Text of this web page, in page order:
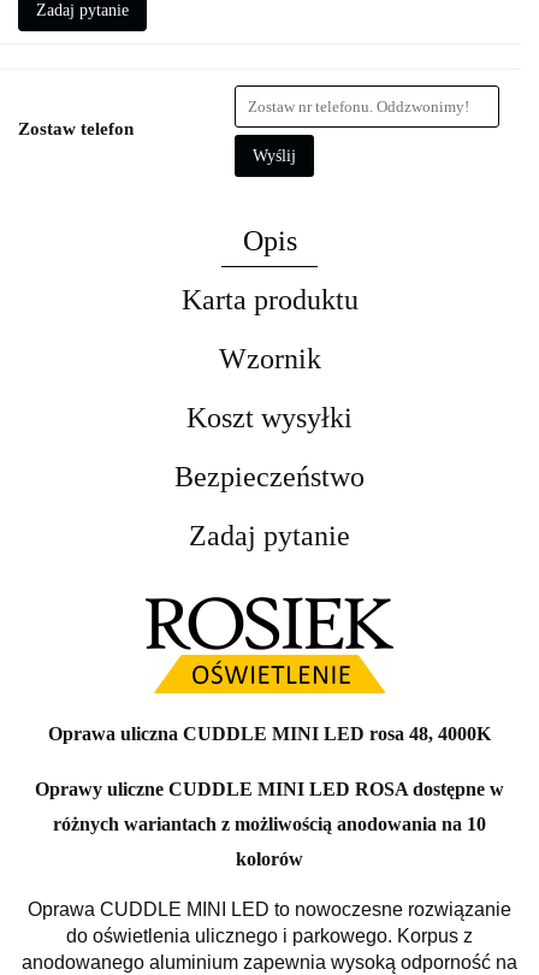
Zadaj pytanie
Zostaw telefon
Wyślij
Opis
Karta produktu
Wzornik
Koszt wysyłki
Bezpieczeństwo
Zadaj pytanie
Oprawa uliczna CUDDLE MINI LED rosa 48, 4000K
Oprawy uliczne CUDDLE MINI LED ROSA dostępne w
różnych wariantach z możliwością anodowania na 10
kolorów
Oprawa CUDDLE MINI LED to nowoczesne rozwiązanie
do oświetlenia ulicznego i parkowego. Korpus z
anodowanego aluminium zapewnia wysoką odporność na